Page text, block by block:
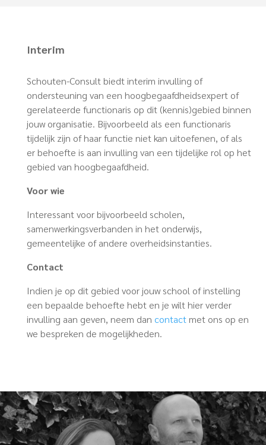
Interim
Schouten-Consult biedt interim invulling of
ondersteuning van een hoogbegaafdheidsexpert of
gerelateerde functionaris op dit (kennis)gebied binnen
jouw organisatie. Bijvoorbeeld als een functionaris
tijdelijk zijn of haar functie niet kan uitoefenen, of als
er behoefte is aan invulling van een tijdelijke rol op het
gebied van hoogbegaafdheid.
Voor wie
Interessant voor bijvoorbeeld scholen,
samenwerkingsverbanden in het onderwijs,
gemeentelijke of andere overheidsinstanties.
Contact
Indien je op dit gebied voor jouw school of instelling
een bepaalde behoefte hebt en je wilt hier verder
invulling aan geven, neem dan contactmet ons op en
we bespreken de mogelijkheden.